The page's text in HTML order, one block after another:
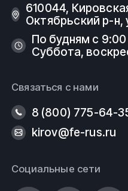
610044,
Октябрьский р-н,
По будням с 9:00
Суббота,
Связаться с нами
8 (800) 775-64-
kirov@fe-rus.ru
Социальные сети